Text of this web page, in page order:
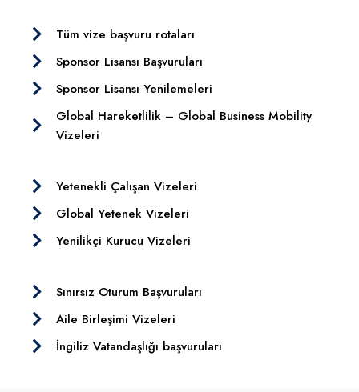
Tüm vize başvuru rotaları
Sponsor Lisansı Başvuruları
Sponsor Lisansı Yenilemeleri
Global Hareketlilik – Global Business Mobility
Vizeleri
Yetenekli Çalışan Vizeleri
Global Yetenek Vizeleri
Yenilikçi Kurucu Vizeleri
Sınırsız Oturum Başvuruları
Aile Birleşimi Vizeleri
İngiliz Vatandaşlığı başvuruları